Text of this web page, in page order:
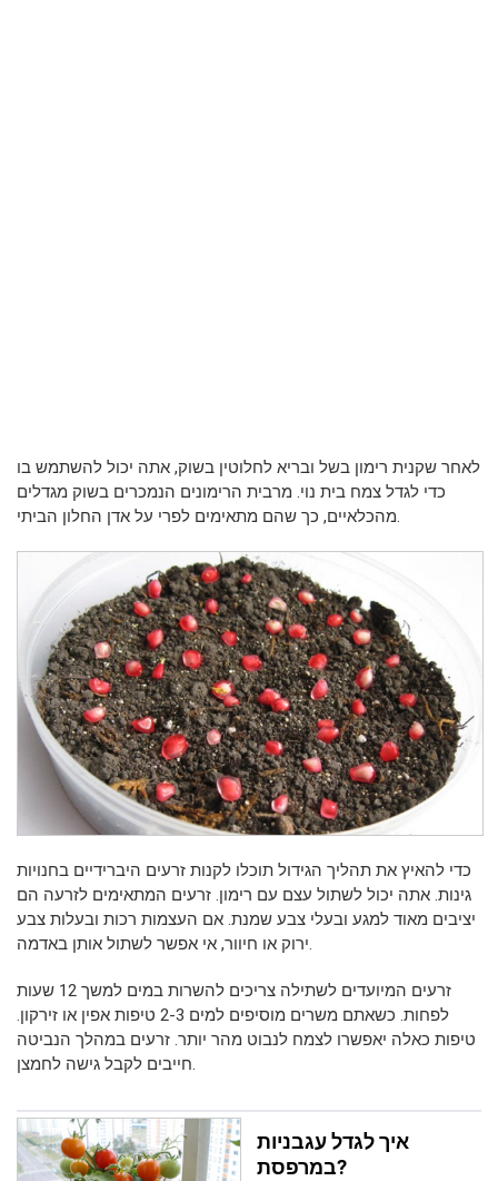
לאחר שקנית רימון בשל ובריא לחלוטין בשוק, אתה יכול להשתמש בו
כדי לגדל צמח בית נוי. מרבית הרימונים הנמכרים בשוק מגדלים
כדי להאיץ את תהליך הגידול תוכלו לקנות זרעים היברידיים בחנויות
גינות. אתה יכול לשתול עצם עם רימון. זרעים המתאימים לזרעה הם
יציבים מאוד למגע ובעלי צבע שמנת. אם העצמות רכות ובעלות צבע
ירוק או חיוור, אי אפשר לשתול אותן באדמה.
זרעים המיועדים לשתילה צריכים להשרות במים למשך 12 שעות
לפחות. כשאתם משרים מוסיפים למים 2-3 טיפות אפין או זירקון.
טיפות כאלה יאפשרו לצמח לנבוט מהר יותר. זרעים במהלך הנביטה
חייבים לקבל גישה לחמצן.
איך לגדל עגבניות
במרפסת?